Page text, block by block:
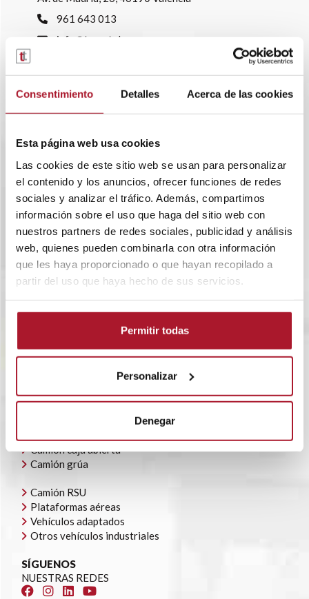
Consentimiento Detalles Acerca de las cookies
Esta página web usa cookies
Las cookies de este sitio web se usan para personalizar
el contenido y los anuncios, ofrecer funciones de redes
sociales y analizar el tráfico. Además, compartimos
información sobre el uso que haga del sitio web con
nuestros partners de redes sociales, publicidad y análisis
web, quienes pueden combinarla con otra información
que les haya proporcionado o que hayan recopilado a
partir del uso que haya hecho de sus servicios.
Permitir todas
Personalizar
Denegar
961 643 013
info@transtelsa.com
Trabaja con nosotros
SOBRE TRANSTEL
POLÍTICA CORPORATIVA
CONTACTO
AYUDAS AUTOCONSUMO
NUESTRA FLOTA
Todoterrenos y furgonetas
Camión caja abierta
Camión grúa
Camión RSU
Plataformas aéreas
Vehículos adaptados
Otros vehículos industriales
SÍGUENOS
NUESTRAS REDES